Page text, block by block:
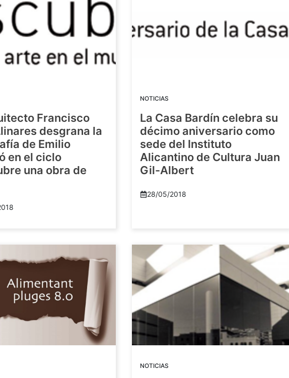
Francisco
desgrana la
de Emilio
en el ciclo
una obra de
NOTICIAS
La Casa Bardín celebra su
décimo aniversario como
sede del Instituto
Alicantino de Cultura Juan
Gil-Albert
28/05/2018
NOTICIAS